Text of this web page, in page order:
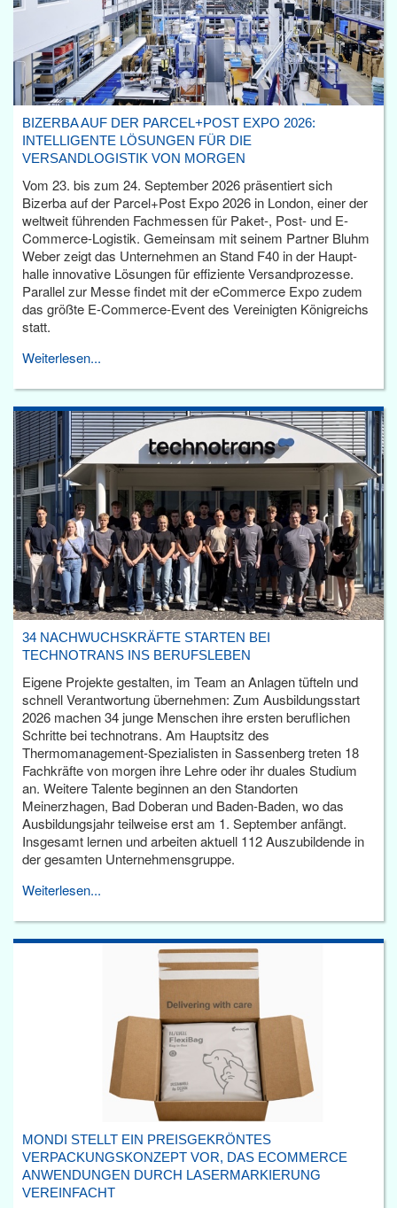
BIZERBA AUF DER PARCEL+POST EXPO 2026:
INTELLIGENTE LÖSUNGEN FÜR DIE
VERSANDLOGISTIK VON MORGEN
Vom 23. bis zum 24. September 2026 präsentiert sich
Bizerba auf der Parcel+Post Expo 2026 in London, einer der
weltweit führenden Fachmessen für Paket-, Post- und E-
Commerce-Logistik. Gemeinsam mit seinem Partner Bluhm
Weber zeigt das Unternehmen an Stand F40 in der Haupt­
halle innovative Lösungen für effiziente Versandprozesse.
Parallel zur Messe findet mit der eCommerce Expo zudem
das größte E-Commerce-Event des Vereinigten Königreichs
statt.
Weiterlesen...
34 NACHWUCHSKRÄFTE STARTEN BEI
TECHNOTRANS INS BERUFSLEBEN
Eigene Projekte gestalten, im Team an Anlagen tüfteln und
schnell Verantwortung übernehmen: Zum Ausbildungsstart
2026 machen 34 junge Menschen ihre ersten beruflichen
Schritte bei technotrans. Am Hauptsitz des
Thermomanagement-Spezialisten in Sassenberg treten 18
Fachkräfte von morgen ihre Lehre oder ihr duales Studium
an. Weitere Talente beginnen an den Standorten
Meinerzhagen, Bad Doberan und Baden-Baden, wo das
Ausbildungsjahr teilweise erst am 1. September anfängt.
Insgesamt lernen und arbeiten aktuell 112 Auszubildende in
der gesamten Unternehmensgruppe.
Weiterlesen...
MONDI STELLT EIN PREISGEKRÖNTES
VERPACKUNGSKONZEPT VOR, DAS ECOMMERCE
ANWENDUNGEN DURCH LASERMARKIERUNG
VEREINFACHT